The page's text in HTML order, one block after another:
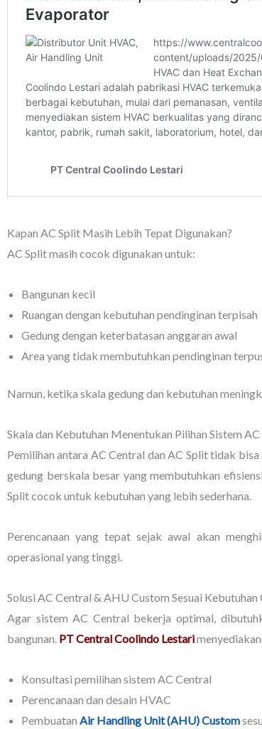
Kapan AC Split Masih Lebih Tepat Digunakan?
AC Split masih cocok digunakan untuk:
Bangunan kecil
Ruangan dengan kebutuhan pendinginan terpisah
Gedung dengan keterbatasan anggaran awal
Area yang tidak membutuhkan pendinginan
Namun, ketika skala gedung dan kebutuhan
Skala dan Kebutuhan Menentukan Pilihan Sistem AC
Pemilihan antara AC Central dan AC Split tidak
gedung berskala besar yang membutuhkan
Split cocok untuk kebutuhan yang lebih sederhana.
Perencanaan yang tepat sejak awal akan
operasional yang tinggi.
Solusi AC Central & AHU Custom Sesuai Kebutuhan
Agar sistem AC Central bekerja optimal,
bangunan. PT Central Coolindo Lestari
Konsultasi pemilihan sistem AC Central
Perencanaan dan desain HVAC
Pembuatan Air Handling Unit (AHU) Custom